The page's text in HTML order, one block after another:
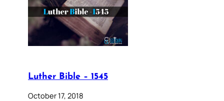
Luther Bible – 1545
October 17, 2018